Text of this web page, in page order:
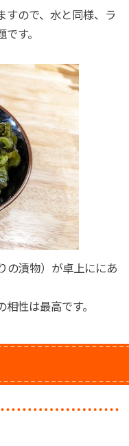
すので、水と同様、ラ
す。
の漬物）が卓上ににあ
性は最高です。